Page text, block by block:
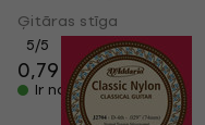
Ģitāras stīga
5/5
0,79 €
Ir noliktavā